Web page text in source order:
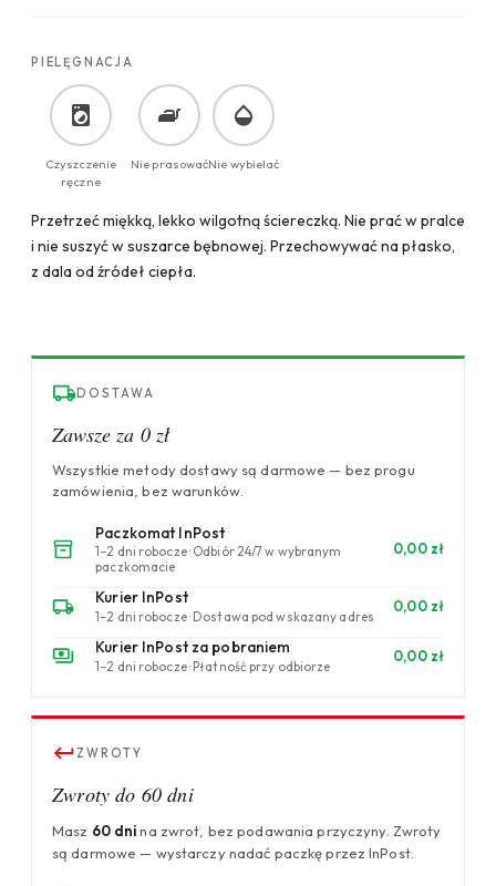
PIELĘGNACJA
Czyszczenie
ręczne
Nie prasowaćNie wybielać
Przetrzeć miękką, lekko wilgotną ściereczką. Nie prać w pralce
i nie suszyć w suszarce bębnowej. Przechowywać na płasko,
z dala od źródeł ciepła.
DOSTAWA
Zawsze za 0 zł
Wszystkie metody dostawy są darmowe — bez progu
zamówienia, bez warunków.
Paczkomat InPost
1–2 dni robocze · Odbiór 24/7 w wybranym
paczkomacie
0,00 zł
Kurier InPost
1–2 dni robocze · Dostawa pod wskazany adres
0,00 zł
Kurier InPost za pobraniem
1–2 dni robocze · Płatność przy odbiorze
0,00 zł
ZWROTY
Zwroty do 60 dni
Masz 60 dnina zwrot, bez podawania przyczyny. Zwroty
są darmowe — wystarczy nadać paczkę przez InPost.